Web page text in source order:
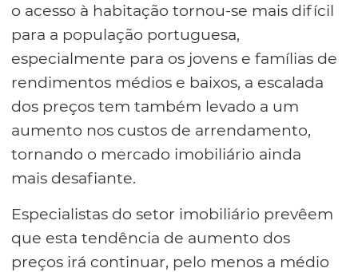
o acesso à habitação tornou-se mais difícil
para a população portuguesa,
especialmente para os jovens e famílias de
rendimentos médios e baixos, a escalada
dos preços tem também levado a um
aumento nos custos de arrendamento,
tornando o mercado imobiliário ainda
mais desafiante.
Especialistas do setor imobiliário prevêem
que esta tendência de aumento dos
preços irá continuar, pelo menos a médio